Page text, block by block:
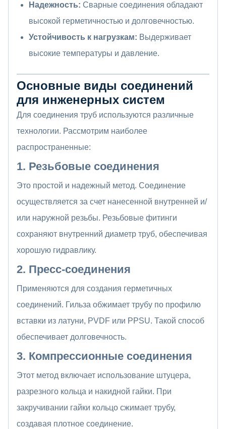
Надежность: Сварные соединения обладают
высокой герметичностью и долговечностью.
Устойчивость к нагрузкам: Выдерживает
высокие температуры и давление.
Основные виды соединений
для инженерных систем
Для соединения труб используются различные
технологии. Рассмотрим наиболее
распространенные:
1. Резьбовые соединения
Это простой и надежный метод. Соединение
осуществляется за счет нанесенной внутренней и/
или наружной резьбы. Резьбовые фитинги
сохраняют внутренний диаметр труб, обеспечивая
хорошую гидравлику.
2. Пресс-соединения
Применяются для создания герметичных
соединений. Гильза обжимает трубу по профилю
вставки из латуни, PVDF или PPSU. Такой способ
обеспечивает долговечность.
3. Компрессионные соединения
Этот метод включает использование штуцера,
разрезного кольца и накидной гайки. При
закручивании гайки кольцо сжимает трубу,
создавая плотное соединение.